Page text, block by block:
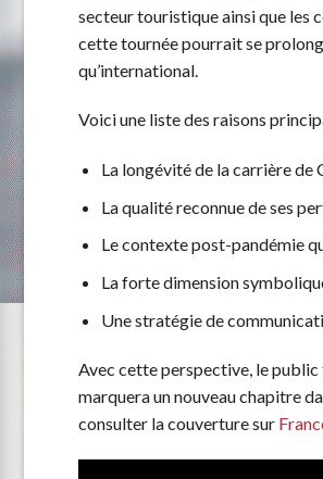
secteur touristique ainsi que les
cette tournée pourrait se
qu’international.
Voici une liste des raisons
La longévité de la carrière de
La qualité reconnue de ses
Le contexte post-pandémie
La forte dimension
Une stratégie de
Avec cette perspective, le
marquera un nouveau chapitre
consulter la couverture sur